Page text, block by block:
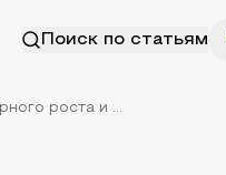
Поиск по статьям
роста и ...